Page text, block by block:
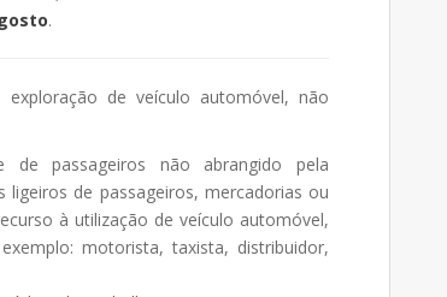
.
de veículo automóvel, não
passageiros não abrangido pela
de passageiros, mercadorias ou
à utilização de veículo automóvel,
motorista, taxista, distribuidor,